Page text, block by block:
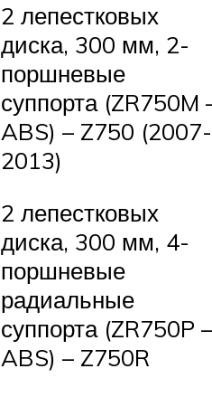
2 лепестковых
диска, 300 мм, 2-
поршневые
суппорта (ZR750M
ABS) – Z750 (2007-
2013)
2 лепестковых
диска, 300 мм, 4-
поршневые
радиальные
суппорта (ZR750P –
ABS) – Z750R